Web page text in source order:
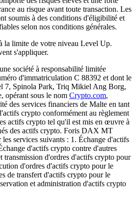
au risque avant toute transaction. Les
soumis à des conditions d'éligibilité et
selon nos conditions générales.
la limite de votre niveau Level Up.
s'appliquer.
société à responsabilité limitée
d'immatriculation C 88392 et dont le
7, Spinola Park, Triq Mikiel Ang Borg,
opérant sous le nom Crypto.com,
des services financiers de Malte en tant
crypto conformément au règlement
actifs crypto tel qu'il est mis en œuvre à
des actifs crypto. Foris DAX MT
services suivants : 1. Échange d'actifs
d'actifs crypto contre d'autres
transmission d'ordres d'actifs crypto pour
d'ordres d'actifs crypto pour le
de transfert d'actifs crypto pour le
et administration d'actifs crypto